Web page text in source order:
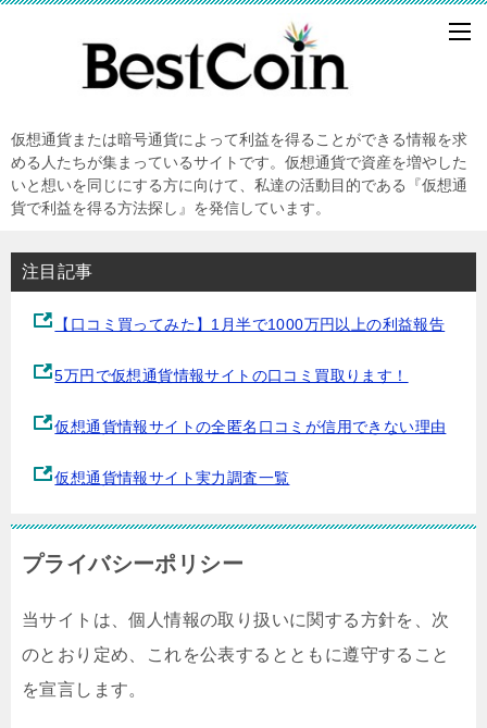
仮想通貨または暗号通貨によって利益を得ることができる情報を求
める人たちが集まっているサイトです。仮想通貨で資産を増やした
いと想いを同じにする方に向けて、私達の活動目的である『仮想通
貨で利益を得る方法探し』を発信しています。
注目記事
【口コミ買ってみた】1月半で1000万円以上の利益報告
5万円で仮想通貨情報サイトの口コミ買取ります！
仮想通貨情報サイトの全匿名口コミが信用できない理由
仮想通貨情報サイト実力調査一覧
プライバシーポリシー
当サイトは、個人情報の取り扱いに関する方針を、次
のとおり定め、これを公表するとともに遵守すること
を宣言します。